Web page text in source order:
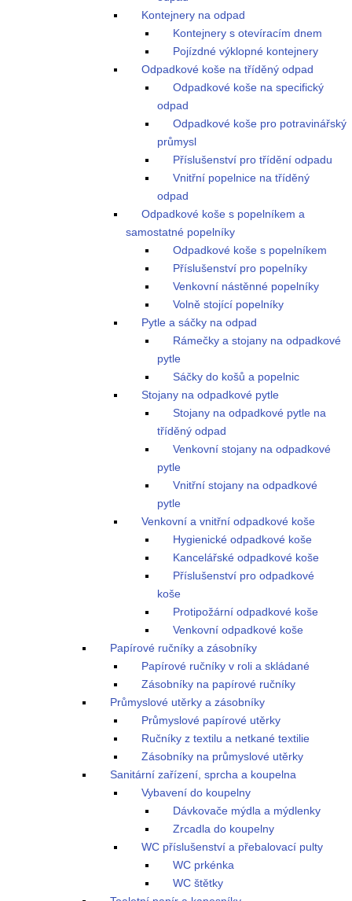
Kontejnery na odpad
Kontejnery s otevíracím dnem
Pojízdné výklopné kontejnery
Odpadkové koše na tříděný odpad
Odpadkové koše na specifický
odpad
Odpadkové koše pro potravinářský
průmysl
Příslušenství pro třídění odpadu
Vnitřní popelnice na tříděný
odpad
Odpadkové koše s popelníkem a
samostatné popelníky
Odpadkové koše s popelníkem
Příslušenství pro popelníky
Venkovní nástěnné popelníky
Volně stojící popelníky
Pytle a sáčky na odpad
Rámečky a stojany na odpadkové
pytle
Sáčky do košů a popelnic
Stojany na odpadkové pytle
Stojany na odpadkové pytle na
tříděný odpad
Venkovní stojany na odpadkové
pytle
Vnitřní stojany na odpadkové
pytle
Venkovní a vnitřní odpadkové koše
Hygienické odpadkové koše
Kancelářské odpadkové koše
Příslušenství pro odpadkové
koše
Protipožární odpadkové koše
Venkovní odpadkové koše
Papírové ručníky a zásobníky
Papírové ručníky v roli a skládané
Zásobníky na papírové ručníky
Průmyslové utěrky a zásobníky
Průmyslové papírové utěrky
Ručníky z textilu a netkané textilie
Zásobníky na průmyslové utěrky
Sanitární zařízení, sprcha a koupelna
Vybavení do koupelny
Dávkovače mýdla a mýdlenky
Zrcadla do koupelny
WC příslušenství a přebalovací pulty
WC prkénka
WC štětky